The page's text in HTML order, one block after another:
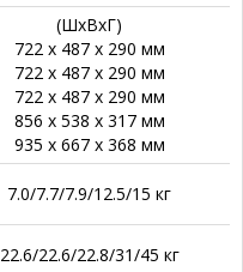
(ШхВхГ)
722 x 487 x 290 мм
722 x 487 x 290 мм
722 x 487 x 290 мм
856 x 538 x 317 мм
935 x 667 x 368 мм
7.0/7.7/7.9/12.5/15 кг
22.6/22.6/22.8/31/45 кг